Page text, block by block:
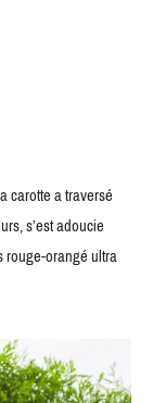
carotte a traversé
s’est adoucie
rouge-orangé ultra